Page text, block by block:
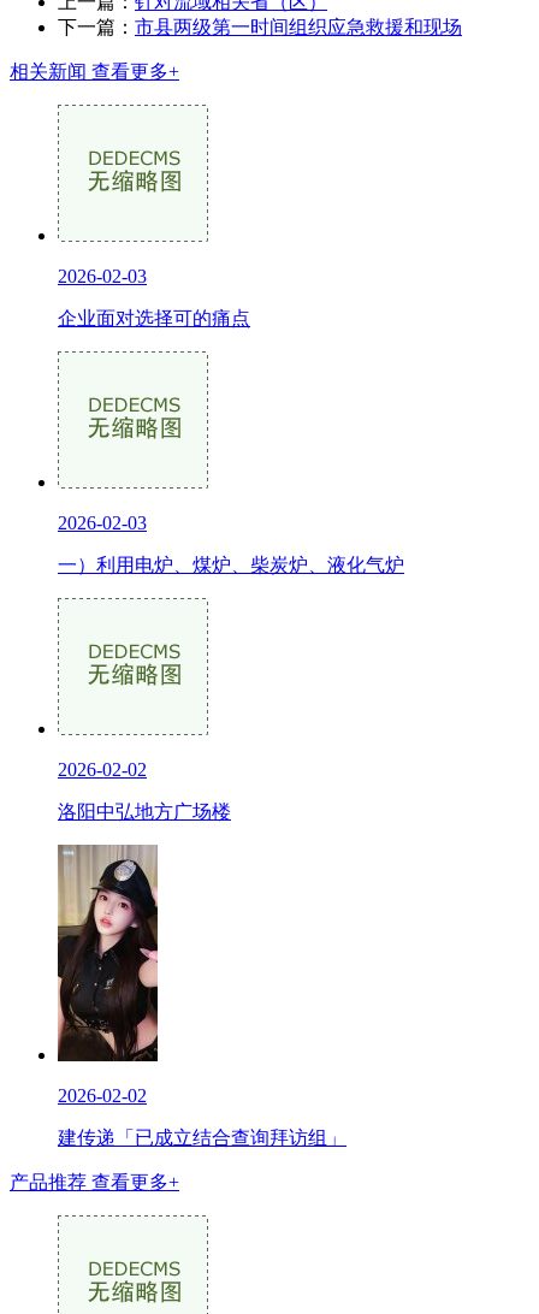
下一篇： 市县两级第一时间组织应急救援和现场
相关新闻 查看更多+
2026-02-03
企业面对选择可的痛点
2026-02-03
一）利用电炉、煤炉、柴炭炉、液化气炉
2026-02-02
洛阳中弘地方广场楼
2026-02-02
建传递「已成立结合查询拜访组」
产品推荐 查看更多+